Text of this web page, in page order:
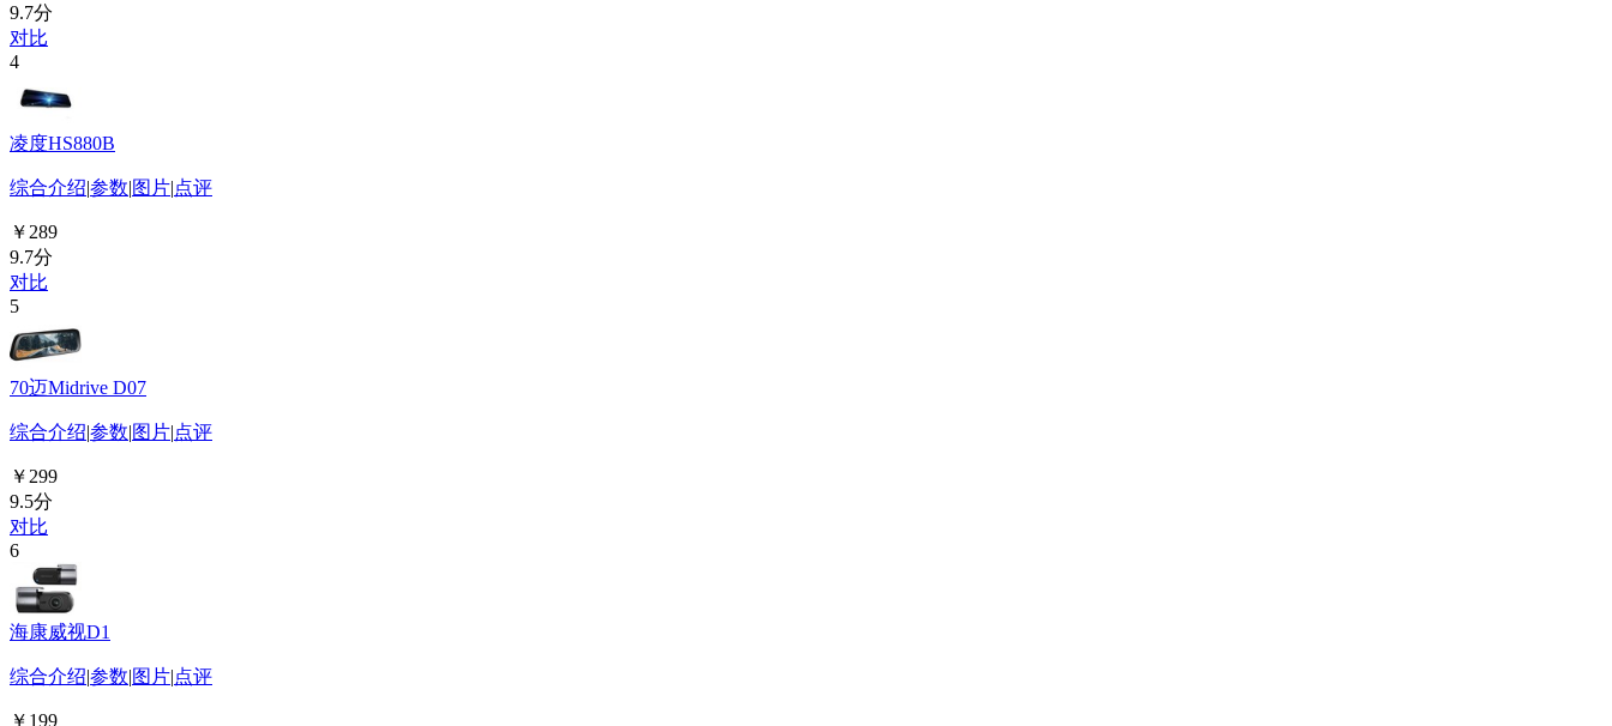
9.7分
对比
4
凌度HS880B
综合介绍|参数|图片|点评
￥289
9.7分
对比
5
70迈Midrive D07
综合介绍|参数|图片|点评
￥299
9.5分
对比
6
海康威视D1
综合介绍|参数|图片|点评
￥199